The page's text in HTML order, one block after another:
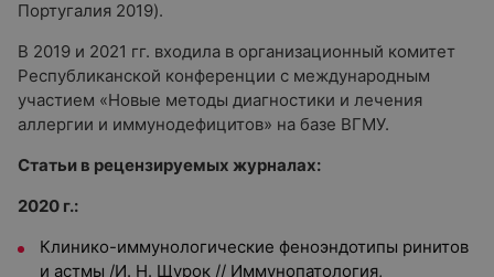
Португалия 2019).
В 2019 и 2021 гг. входила в организационный комитет
Республиканской конференции с международным
участием «Новые методы диагностики и лечения
аллергии и иммунодефицитов» на базе ВГМУ.
Статьи в рецензируемых журналах:
2020 г.:
Клинико-иммунологические феноэндотипы ринитов
и астмы /И. Н. Щурок // Иммунопатология,